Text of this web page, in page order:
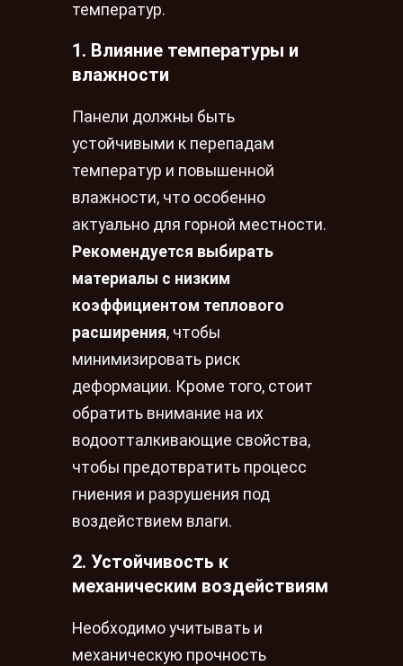
температур.
1. Влияние температуры и
влажности
Панели должны быть
устойчивыми к перепадам
температур и повышенной
влажности, что особенно
актуально для горной местности.
Рекомендуется выбирать
материалы с низким
коэффициентом теплового
расширения, чтобы
минимизировать риск
деформации. Кроме того, стоит
обратить внимание на их
водоотталкивающие свойства,
чтобы предотвратить процесс
гниения и разрушения под
воздействием влаги.
2. Устойчивость к
механическим воздействиям
Необходимо учитывать и
механическую прочность